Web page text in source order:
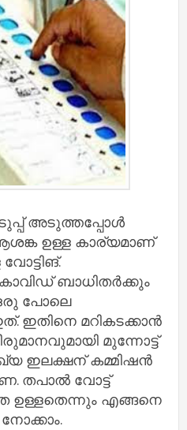
അടുത്തപ്പോൾ
ഉള്ള കാര്യമാണ്
ബാധിതർക്കും
ഒരു പോലെ
ഇതിനെ മറികടക്കാൻ
മുന്നോട്ട്
ഇലക്ഷന് കമ്മിഷൻ
തപാൽ വോട്ട്
എങ്ങനെ